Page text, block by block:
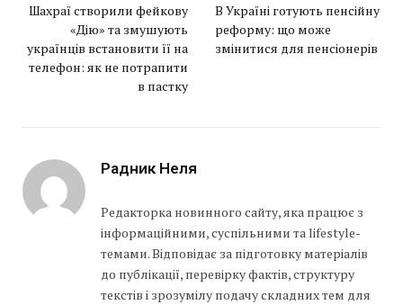
Шахраї створили фейкову
«Дію» та змушують
українців встановити її на
телефон: як не потрапити
в пастку
В Україні готують пенсійну
реформу: що може
змінитися для пенсіонерів
Радник Неля
Редакторка новинного сайту, яка працює з
інформаційними, суспільними та lifestyle-
темами. Відповідає за підготовку матеріалів
до публікації, перевірку фактів, структуру
текстів і зрозумілу подачу складних тем для